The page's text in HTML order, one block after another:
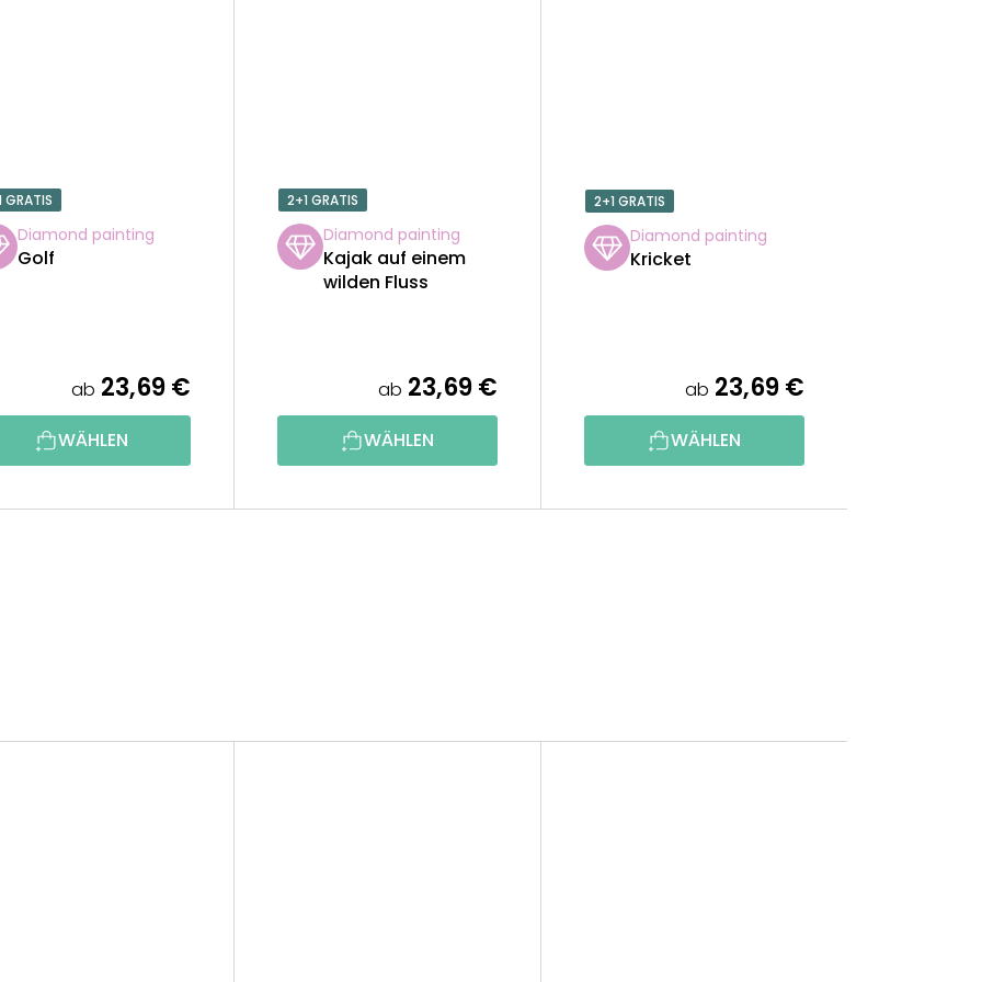
GRATIS
Diamond painting
Golf
ab 23,69 €
WÄHLEN
2+1 GRATIS
Diamond painting
Kajak auf einem
wilden Fluss
ab 23,69 €
WÄHLEN
2+1 GRATIS
Diamond painting
Kricket
ab 23,69 €
WÄHLEN